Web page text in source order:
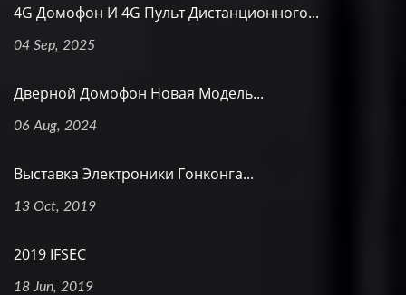
4G Домофон И 4G Пульт Дистанционного...
04 Sep, 2025
Дверной Домофон Новая Модель...
06 Aug, 2024
Выставка Электроники Гонконга...
13 Oct, 2019
2019 IFSEC
18 Jun, 2019